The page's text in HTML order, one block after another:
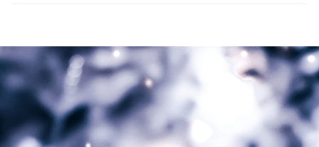
8ARROWS 8HEARTS CZ
最上級輝度 5Aランク
ラウンドブリリアントカット
がご注文の品と異なっていた場合は、送料当社負担にて返品を承
ります。
なお、当ブランドのジュエリー製品は1年保証付きとなっており、
ご使用中の破損等を対象として、ご購入時と同内容にて新品交換
（保証期間内1回迄）を承っております。